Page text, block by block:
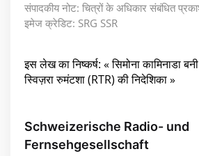
संपादकीय नोट: चित्रों के अधिकार संबंधित
इमेज क्रेडिट: SRG SSR
इस लेख का निष्कर्ष: « सिमोना कामिनाडा
स्विज़रा रुमंटशा (RTR) की निदेशिका »
Schweizerische Radio- und
Fernsehgesellschaft